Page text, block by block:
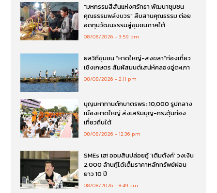
“มหกรรมสีสันแห่งศรัทธา พัฒนาชุมชน
คุณธรรมพลังบวร” สืบสานคุณธรรม ต่อย
อดทุนวัฒนธรรมสู่ชุมชนภาคใต้
08/08/2026 3:59 pm
ยลวิถีชุมชน “หาดใหญ่-สงขลา”ท่องเที่ยว
เชิงเกษตร สัมผัสมนต์เสน่ห์คลองอู่ตะเภา
08/08/2026 2:11 pm
บุญมหาทานตักบาตรพระ 10,000 รูปกลาง
เมืองหาดใหญ่ ส่งเสริมบุญ-กระตุ้นท่อง
เที่ยวถิ่นใต้
08/08/2026 12:36 pm
SMEs เฮ! ออมสินปล่อยกู้ ‘เติมตังค์’ วงเงิน
2,000 ล้านกู้ได้เต็มราคาหลักทรัพย์ผ่อน
ยาว 10 ปี
08/08/2026 8:49 am